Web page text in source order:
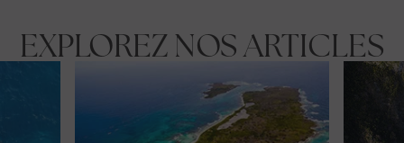
EXPLOREZ NOS ARTICLES